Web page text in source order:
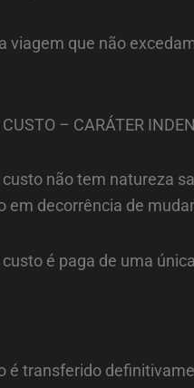
viagem que não
– CARÁTER
custo não tem natureza
em decorrência de
é paga de uma
é transferido